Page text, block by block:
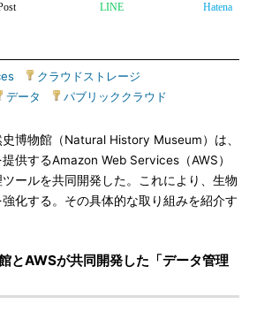
LINE Hatena
クラウドストレージ
データ パブリッククラウド
博物館（Natural History Museum）は、
供するAmazon Web Services（AWS）
ールを共同開発した。これにより、生物
化する。その具体的な取り組みを紹介す
とAWSが共同開発した「データ管理